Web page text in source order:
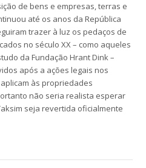
de bens e empresas, terras e
até os anos da República
trazer à luz os pedaços de
no século XX – como aqueles
da Fundação Hrant Dink –
após a ações legais nos
às propriedades
não seria realista esperar
seja revertida oficialmente